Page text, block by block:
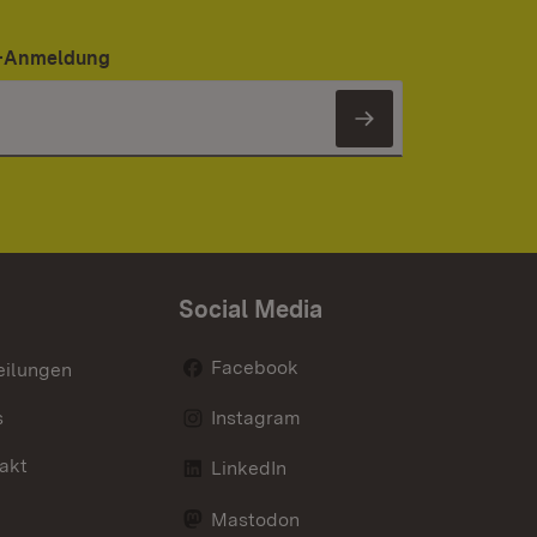
Newsletter
Social Media
Facebook
Instagram
LinkedIn
Mastodon